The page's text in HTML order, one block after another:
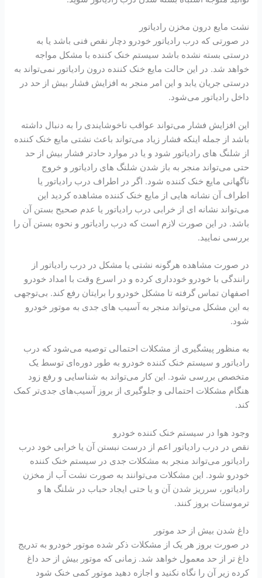
نشت مایع درون مخزن رادیاتور
در صورتی که درب رادیاتور خودرو دچار نقص فنی باشد یا به
درستی بسته نشده باشد سیستم خنک کننده با مشکل مواجه
خواهد شد. در این حالت مایع خنک کننده درون رادیاتور نمی‌تواند به
درستی جریان یابد و این امر منجر به افزایش فشار بیش از حد در
داخل رادیاتور می‌شود.
این افزایش فشار می‌تواند عواقب ناخوشایندی را به دنبال داشته
باشد از جمله اینکه فشار زیاد می‌تواند باعث نشتی مایع خنک کننده
از شلنگ‌ های رادیاتور شود و یا در موارد حادتر فشار بیش از حد
حتی می‌تواند منجر به باز شدن شلنگ ‌های رادیاتور و خروج
ناگهانی مایع خنک کننده شود. اگر در اطراف درب رادیاتور یا
اطراف آن نشانه‌ هایی از مایع خنک کننده مشاهده کردید این
می‌تواند نشانه ‌ای از خرابی درب رادیاتور یا عدم صحیح بستن آن
باشد. در این صورت لازم است که درب رادیاتور و نحوه بستن آن را
بررسی نمایید.
در صورت مشاهده هرگونه نشتی یا مشکل در درب رادیاتور از
رانندگی با خودرو خودداری کرده و در اسرع وقت با امداد خودرو
اصفهان تماس گرفته تا مشکل خودرو را برایتان رفع کند. بی‌توجهی
به این مشکل می‌تواند منجر به آسیب ‌های جدی به موتور خودرو
شود.
به منظور پیشگیری از مشکلات احتمالی توصیه می‌شود که درب
رادیاتور و سیستم خنک کننده خودرو به طور دوره‌ای توسط یک
متخصص بررسی شود. این کار می‌تواند به شناسایی و رفع زود
هنگام مشکلات احتمالی و جلوگیری از بروز آسیب‌های جدی‌تر کمک
کند.
وجود هوا در سیستم خنک کننده خودرو
نقص در درب رادیاتور اعم از درست نبستن آن یا خرابی خود درب
رادیاتور می‌تواند منجر به مشکلات جدی در سیستم خنک کننده
خودرو شود. این مشکلات می‌توانند به صورت نشت آب از مخزن
رادیاتور، سرریز شدن آن و یا حتی ایجاد حباب در شلنگ ‌ها و
ترموستات بروز کنند.
داغ شدن بیش از حد موتور
در صورت بروز هر یک از مشکلات ذکر شده موتور خودرو به تدریج
داغ ‌تر از حد معمول خواهد شد. زمانی که موتور بیش از حد داغ
کرده زیر آن را نگاه نکنید و اجازه دهید موتور کمی خنک شود